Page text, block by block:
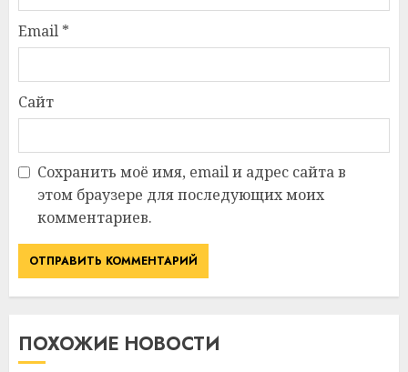
Email *
Сайт
Сохранить моё имя, email и адрес сайта в
этом браузере для последующих моих
комментариев.
ПОХОЖИЕ НОВОСТИ